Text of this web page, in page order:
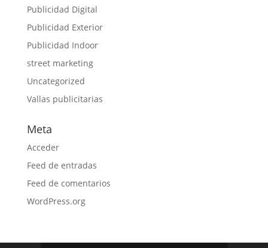
Publicidad Digital
Publicidad Exterior
Publicidad Indoor
street marketing
Uncategorized
Vallas publicitarias
Meta
Acceder
Feed de entradas
Feed de comentarios
WordPress.org